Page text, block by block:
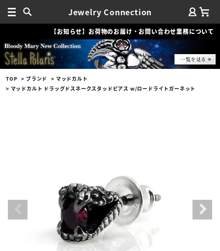
Jewelry Connection
【お知らせ】お荷物のお届け・お問い合わせ業務について
TOP ブランド
マッドカルト
マッドカルト ドラッグドスネークスタッドピアス w/ロードライトガーネット